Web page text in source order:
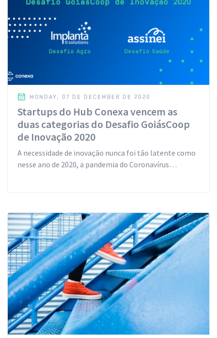
MONDAY, 07 DE DECEMBER DE 2020
Startups do Hub Conexa vencem as
duas categorias do Desafio GoiásCoop
de Inovação 2020
A necessidade de inovação nunca foi tão latente como
nesse ano de 2020, a pandemia do Coronavírus…